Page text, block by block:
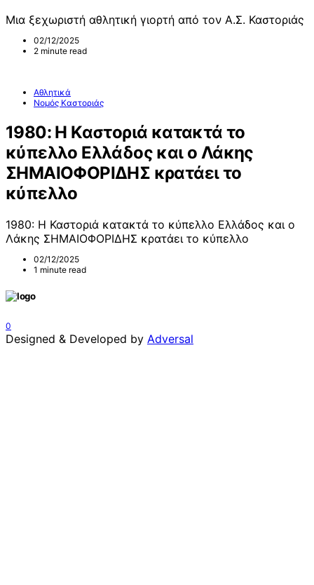
Μια ξεχωριστή αθλητική γιορτή από τον Α.Σ. Καστοριάς
02/12/2025
2 minute read
Αθλητικά
Νομός Καστοριάς
1980: Η Καστοριά κατακτά το
κύπελλο Ελλάδος και ο Λάκης
ΣΗΜΑΙΟΦΟΡΙΔΗΣ κρατάει το
κύπελλο
1980: Η Καστοριά κατακτά το κύπελλο Ελλάδος και ο
Λάκης ΣΗΜΑΙΟΦΟΡΙΔΗΣ κρατάει το κύπελλο
02/12/2025
1 minute read
0
Designed & Developed by Adversal